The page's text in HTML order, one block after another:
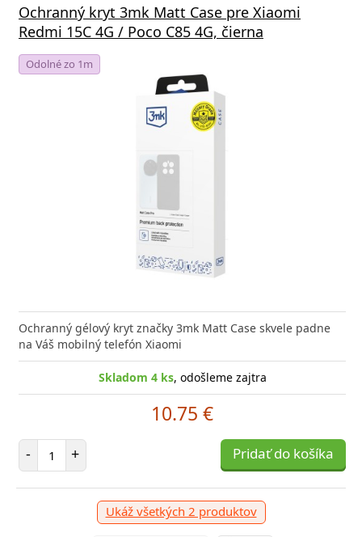
Ochranný kryt 3mk Matt Case pre Xiaomi
Redmi 15C 4G / Poco C85 4G, čierna
Odolné zo 1m
Ochranný gélový kryt značky 3mk Matt Case skvele padne
na Váš mobilný telefón Xiaomi
Skladom 4 ks, odošleme zajtra
10.75 €
- Počet položiek
+ Pridať do košíka
Ukáž všetkých 2 produktov